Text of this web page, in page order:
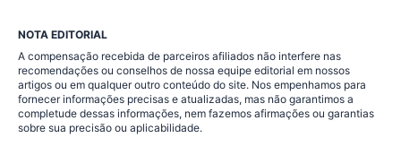
NOTA EDITORIAL
A compensação recebida de parceiros afiliados não interfere nas
recomendações ou conselhos de nossa equipe editorial em nossos
artigos ou em qualquer outro conteúdo do site. Nos empenhamos para
fornecer informações precisas e atualizadas, mas não garantimos a
completude dessas informações, nem fazemos afirmações ou garantias
sobre sua precisão ou aplicabilidade.